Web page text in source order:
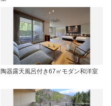
陶器露天風呂付き67㎡モダン和洋室